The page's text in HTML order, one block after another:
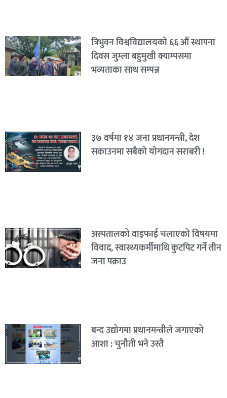
त्रिभुवन विश्वविद्यालयको ६६ औं स्थापना
दिवस जुम्ला बहुमुखी क्याम्पसमा
भव्यताका साथ सम्पन्न
३७ वर्षमा १४ जना प्रधानमन्त्री, देश
सकाउनमा सबैको योगदान सराबरी !
अस्पतालको वाइफाई चलाएको विषयमा
विवाद, स्वास्थ्यकर्मीमाथि कुटपिट गर्ने तीन
जना पक्राउ
बन्द उद्योगमा प्रधानमन्त्रीले जगाएको
आशा : चुनौती भने उस्तै